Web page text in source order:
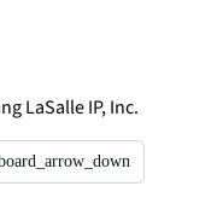
LaSalle IP, Inc.